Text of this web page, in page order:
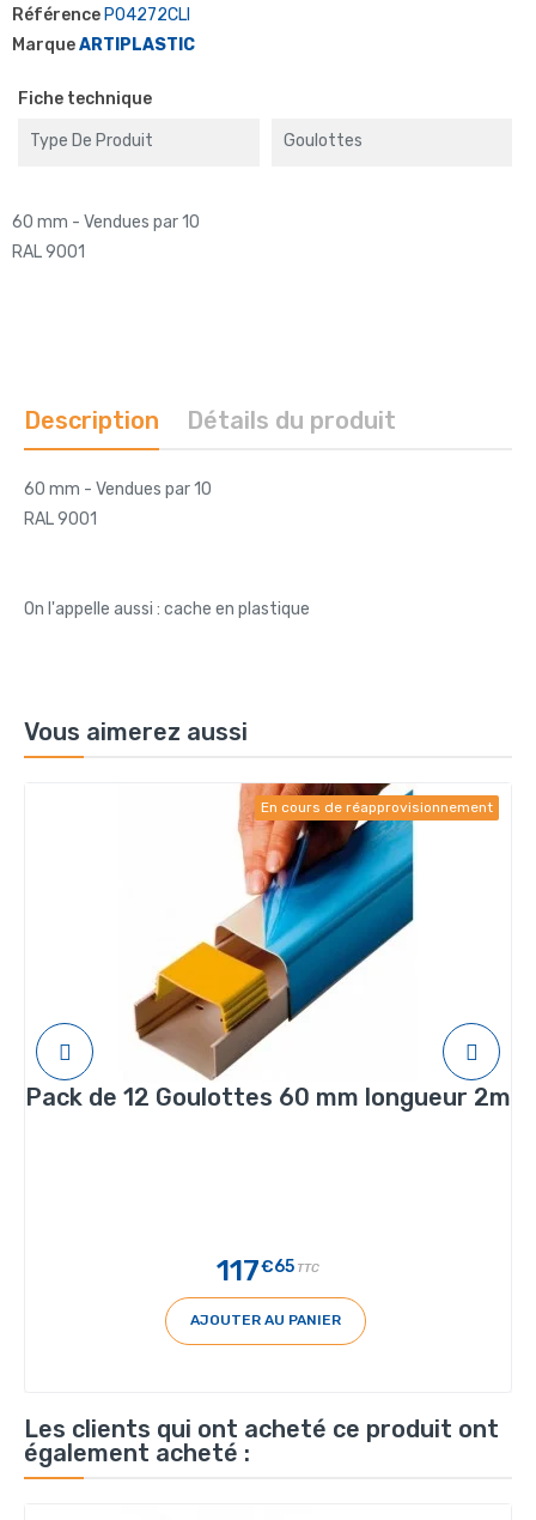
Référence P04272CLI
MarqueARTIPLASTIC
Fiche technique
Type De Produit Goulottes
60 mm - Vendues par 10
RAL 9001
Description Détails du produit
60 mm - Vendues par 10
RAL 9001
On l'appelle aussi : cache en plastique
Vous aimerez aussi
En cours de réapprovisionnement
Pack de 12 Goulottes 60 mm longueur 2m
117€65 TTC
AJOUTER AU PANIER
Les clients qui ont acheté ce produit ont
également acheté :